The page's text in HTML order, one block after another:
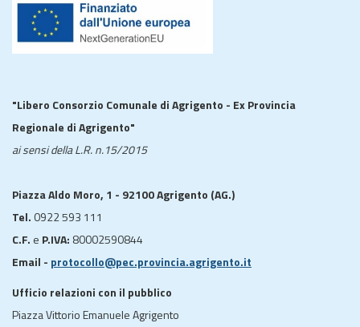
"Libero Consorzio Comunale di Agrigento - Ex Provincia
Regionale di Agrigento"
ai sensi della L.R. n.15/2015
Piazza Aldo Moro, 1 - 92100 Agrigento (AG.)
Tel. 0922 593 111
C.F. e P.IVA: 80002590844
Email - protocollo@pec.provincia.agrigento.it
Ufficio relazioni con il pubblico
Piazza Vittorio Emanuele Agrigento